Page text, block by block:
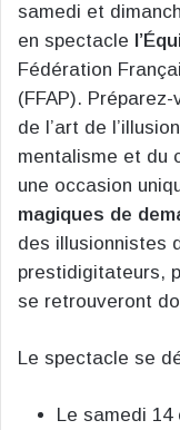
samedi et
en spectacle
Fédération
(FFAP).
de l’art de
mentalisme et du
une occasion
magiques de
des illusionnistes
prestidigitateurs,
se retrouveront
Le spectacle se
Le samedi 14